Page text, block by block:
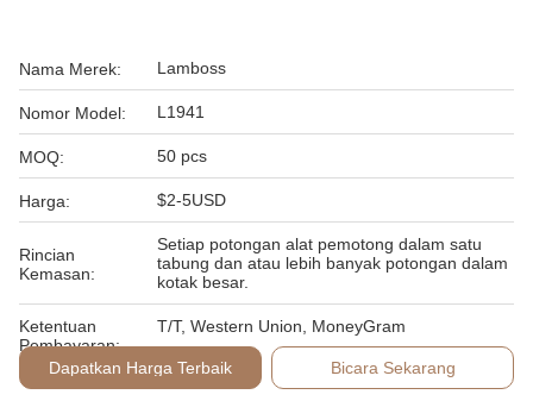
Nama Merek: Lamboss
Nomor Model: L1941
MOQ: 50 pcs
Harga: $2-5USD
Rincian
Kemasan:
Setiap potongan alat pemotong dalam satu
tabung dan atau lebih banyak potongan dalam
kotak besar.
Ketentuan
Pembayaran:
T/T, Western Union, MoneyGram
Dapatkan Harga Terbaik Bicara Sekarang